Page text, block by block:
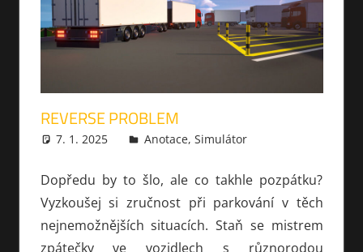
REVERSE PROBLEM
7. 1. 2025 xmilek
Anotace, Simulátor
Dopředu by to šlo, ale co takhle pozpátku?
Vyzkoušej si zručnost při parkování v těch
nejnemožnějších situacích. Staň se mistrem
zpátečky ve vozidlech s různorodou